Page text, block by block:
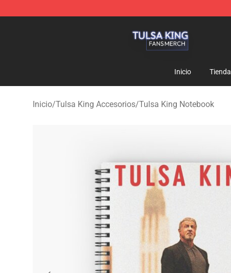
Inicio Tienda
Inicio/Tulsa King Accesorios/Tulsa King Notebook